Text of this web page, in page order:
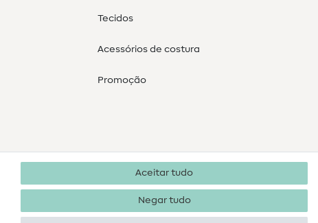
Tecidos
Acessórios de costura
Promoção
Aceitar tudo
Negar tudo